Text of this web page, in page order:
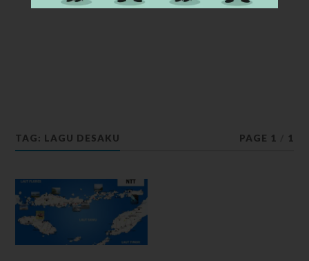
TAG: LAGU DESAKU PAGE 1 1